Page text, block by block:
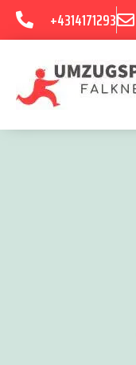
+4314171293